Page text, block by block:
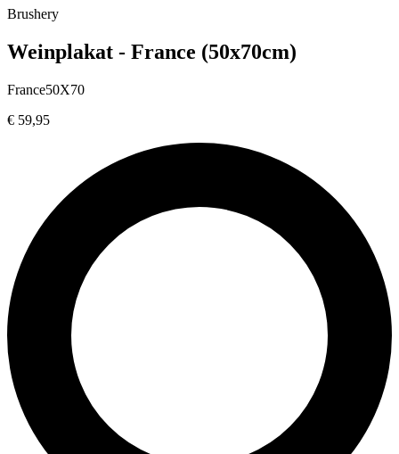
Brushery
Weinplakat - France (50x70cm)
France50X70
€ 59,95